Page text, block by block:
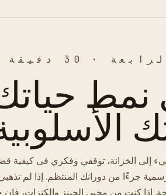
· 30 دقيقة
إلى الخزانة، توقفي وفكري في كيفية
جزءًا من دورانك المنتظم. إذا لم